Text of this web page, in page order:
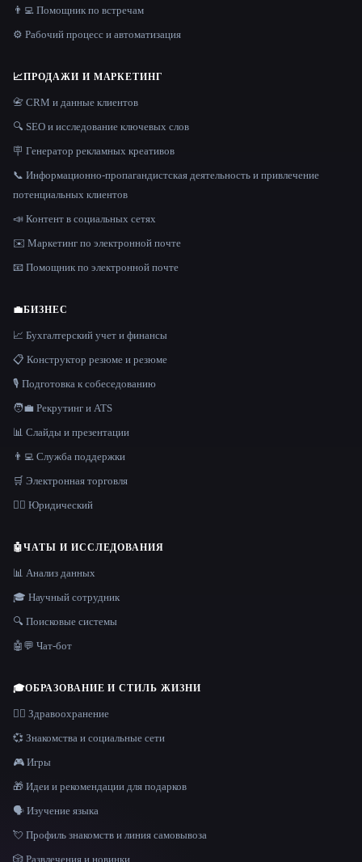
👨‍💻 Помощник по встречам
⚙️ Рабочий процесс и автоматизация
📈ПРОДАЖИ И МАРКЕТИНГ
📇 CRM и данные клиентов
🔍 SEO и исследование ключевых слов
🪧 Генератор рекламных креативов
📞 Информационно-пропагандистская деятельность и привлечение
потенциальных клиентов
📣 Контент в социальных сетях
✉️ Маркетинг по электронной почте
📧 Помощник по электронной почте
💼БИЗНЕС
📈 Бухгалтерский учет и финансы
📋 Конструктор резюме и резюме
🎙️ Подготовка к собеседованию
🧑‍💼 Рекрутинг и ATS
📊 Слайды и презентации
👨‍💻 Служба поддержки
🛒 Электронная торговля
👩‍⚖️ Юридический
🤖ЧАТЫ И ИССЛЕДОВАНИЯ
📊 Анализ данных
🎓 Научный сотрудник
🔍 Поисковые системы
🤖💬 Чат-бот
🎓ОБРАЗОВАНИЕ И СТИЛЬ ЖИЗНИ
👩‍⚕️ Здравоохранение
💞 Знакомства и социальные сети
🎮 Игры
🎁 Идеи и рекомендации для подарков
🗣️ Изучение языка
💘 Профиль знакомств и линия самовывоза
🎲 Развлечения и новинки